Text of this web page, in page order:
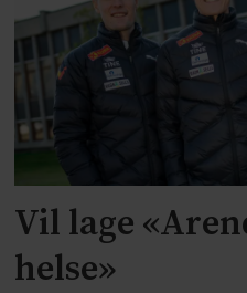
Vil lage
helse»